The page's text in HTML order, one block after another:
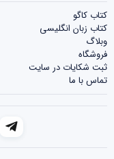
کتاب کاگو
کتاب زبان انگلیسی
وبلاگ
فروشگاه
ثبت شکایات در سایت
تماس با ما